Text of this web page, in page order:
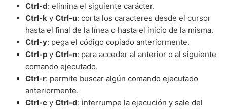
Ctrl-d: elimina el siguiente carácter.
Ctrl-k y Ctrl-u: corta los caracteres desde el cursor
hasta el final de la línea o hasta el inicio de la misma.
Ctrl-y: pega el código copiado anteriormente.
Ctrl-p y Ctrl-n: para acceder al anterior o al siguiente
comando ejecutado.
Ctrl-r: permite buscar algún comando ejecutado
anteriormente.
Ctrl-c y Ctrl-d: interrumpe la ejecución y sale del